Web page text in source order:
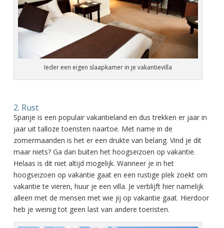
Ieder een eigen slaapkamer in je vakantievilla
2. Rust
Spanje is een populair vakantieland en dus trekken er jaar in
jaar uit talloze toeristen naartoe. Met name in de
zomermaanden is het er een drukte van belang. Vind je dit
maar niets? Ga dan buiten het hoogseizoen op vakantie.
Helaas is dit niet altijd mogelijk. Wanneer je in het
hoogseizoen op vakantie gaat en een rustige plek zoekt om
vakantie te vieren, huur je een villa. Je verblijft hier namelijk
alleen met de mensen met wie jij op vakantie gaat. Hierdoor
heb je weinig tot geen last van andere toeristen.